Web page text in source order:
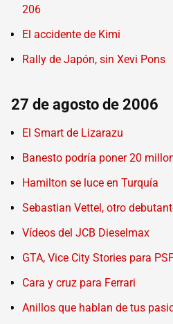
206
El accidente de Kimi
Rally de Japón, sin Xevi Pons
27 de agosto de 2006
El Smart de Lizarazu
Banesto podría poner 20
Hamilton se luce en Turquía
Sebastian Vettel, otro
Vídeos del JCB Dieselmax
GTA, Vice City Stories para
Cara y cruz para Ferrari
Anillos que hablan de tus